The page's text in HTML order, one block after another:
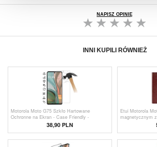
NAPISZ OPINIĘ
INNI KUPILI RÓWNIEŻ
Motorola Moto G75 Szkło Hartowane
Ochronne na Ekran - Case Friendly -
38,90 PLN
Etui Motorola
magnetycznym